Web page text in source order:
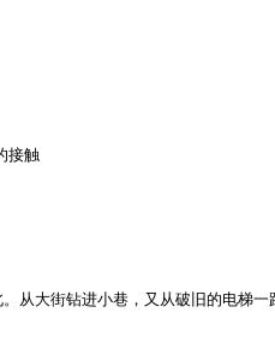
接触
从大街钻进小巷，又从破旧的电梯